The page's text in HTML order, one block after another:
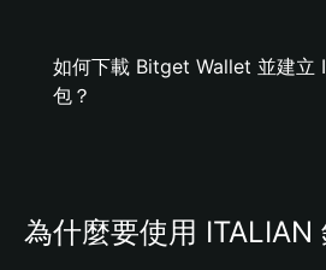
如何下載 Bitget Wallet 並建立
包？
為什麼要使用 ITALIAN